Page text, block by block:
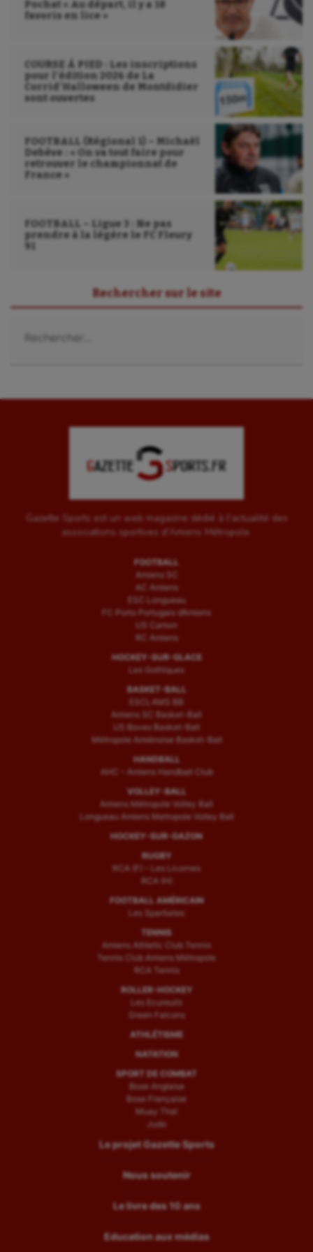
Pochat « Au départ, il y a 18
favoris en lice »
COURSE À PIED : Les inscriptions
pour l’édition 2026 de La
Corrid’Halloween de Montdidier
sont ouvertes
FOOTBALL (Régional 1) – Michaël
Debève : « On va tout faire pour
retrouver le championnat de
France »
FOOTBALL – Ligue 3 : Ne pas
prendre à la légère le FC Fleury
91
Rechercher sur le site
Gazette Sports est un web magazine dédié à l'actualité des
associations sportives d'Amiens Métropole.
FOOTBALL
Amiens SC
AC Amiens
ESC Longueau
FC Porto Portugais d’Amiens
US Camon
RC Amiens
HOCKEY-SUR-GLACE
Les Gothiques
BASKET-BALL
ESCLAMS BB
Amiens SC Basket-Ball
US Boves Basket-Ball
Métropole Amiénoise Basket-Ball
HANDBALL
AHC – Amiens Handball Club
VOLLEY-BALL
Amiens Métropole Volley Ball
Longueau Amiens Metropole Volley Ball
HOCKEY-SUR-GAZON
RUGBY
RCA (F) – Les Licornes
RCA (H)
FOOTBALL AMÉRICAIN
Les Spartiates
TENNIS
Amiens Athletic Club Tennis
Tennis Club Amiens Métropole
RCA Tennis
ROLLER-HOCKEY
Les Ecureuils
Green Falcons
ATHLÉTISME
NATATION
SPORT DE COMBAT
Boxe Anglaise
Boxe Française
Muay Thaï
Judo
Le projet Gazette Sports
Nous soutenir
Le livre des 10 ans
Education aux médias